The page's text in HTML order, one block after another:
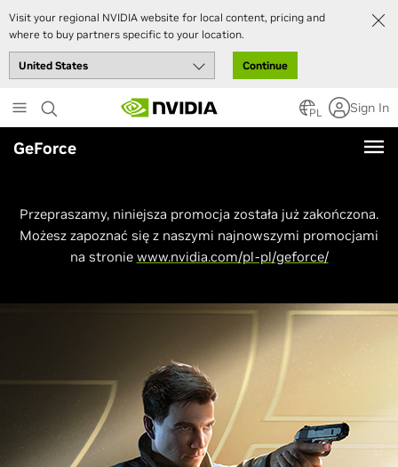
Visit your regional NVIDIA website for local content, pricing and
where to buy partners specific to your location.
Continue
to
main
content
PL Sign In
GeForce
Przepraszamy, niniejsza promocja została już zakończona.
Możesz zapoznać się z naszymi najnowszymi promocjami
na stronie www.nvidia.com/pl-pl/geforce/